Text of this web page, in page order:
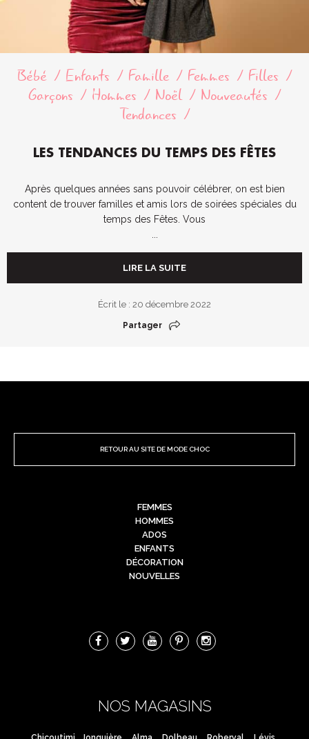
Bébé Enfants Famille Femmes
Filles
Garçons
Hommes Noël
Nouveautés
Tendances
LES TENDANCES DU TEMPS DES FÊTES
Après quelques années sans pouvoir célébrer, on est bien
content de trouver familles et amis lors de soirées spéciales du
temps des Fêtes. Vous
LIRE LA SUITE
Écrit le : 20 décembre 2022
Partager
RETOUR AU SITE DE MODE CHOC
FEMMES
HOMMES
ADOS
ENFANTS
DÉCORATION
NOUVELLES
NOS MAGASINS